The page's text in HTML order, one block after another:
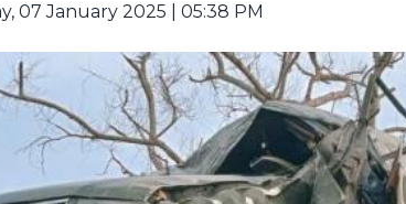
07 January 2025 | 05:38 PM